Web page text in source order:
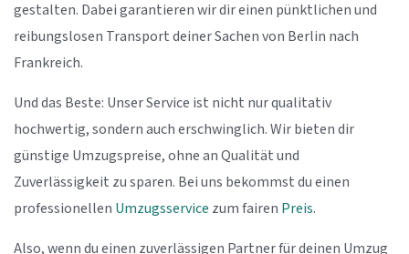
gestalten. Dabei garantieren wir dir einen pünktlichen und
reibungslosen Transport deiner Sachen von Berlin nach
Frankreich.
Und das Beste: Unser Service ist nicht nur qualitativ
hochwertig, sondern auch erschwinglich. Wir bieten dir
günstige Umzugspreise, ohne an Qualität und
Zuverlässigkeit zu sparen. Bei uns bekommst du einen
professionellen Umzugsservice zum fairen Preis.
Also, wenn du einen zuverlässigen Partner für deinen Umzug